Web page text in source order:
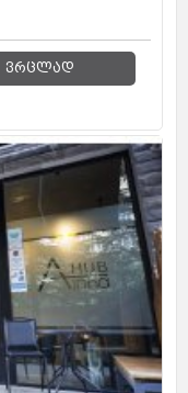
ვრცლად